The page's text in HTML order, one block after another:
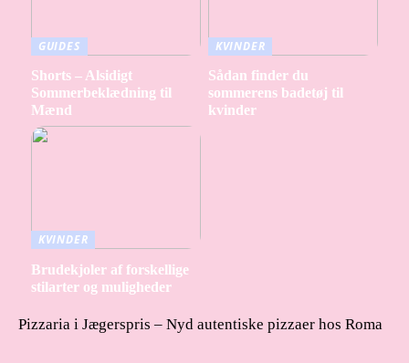
GUIDES
Shorts – Alsidigt
Sommerbeklædning til
Mænd
KVINDER
Sådan finder du
sommerens badetøj til
kvinder
KVINDER
Brudekjoler af forskellige
stilarter og muligheder
Pizzaria i Jægerspris – Nyd autentiske pizzaer hos Roma